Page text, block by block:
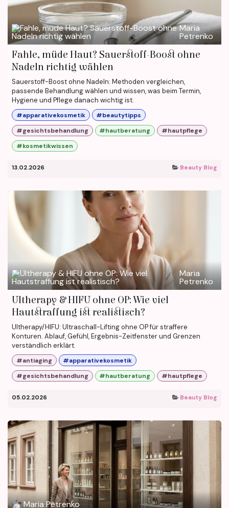
Maria
Petrenko
Fahle, müde Haut? Sauerstoff-Boost ohne
Nadeln richtig wählen
Sauerstoff-Boost ohne Nadeln: Methoden vergleichen,
passende Behandlung wählen und wissen, was beim Termin,
Hygiene und Pflege danach wichtig ist.
#apparativekosmetik
#beautytipps
#gesichtsbehandlung
#hautberatung
#hautpflege
#kosmetikwissen
13.02.2026 Beauty Blog
Maria
Petrenko
Ultherapy & HIFU ohne OP: Wie viel
Hautstraffung ist realistisch?
Ultherapy/HIFU: Ultraschall-Lifting ohne OP für straffere
Konturen. Ablauf, Gefühl, Ergebnis-Zeitfenster und Grenzen
verständlich erklärt.
#antiaging
#apparativekosmetik
#gesichtsbehandlung
#hautberatung #hautpflege
05.02.2026 Beauty Blog
Maria Petrenko